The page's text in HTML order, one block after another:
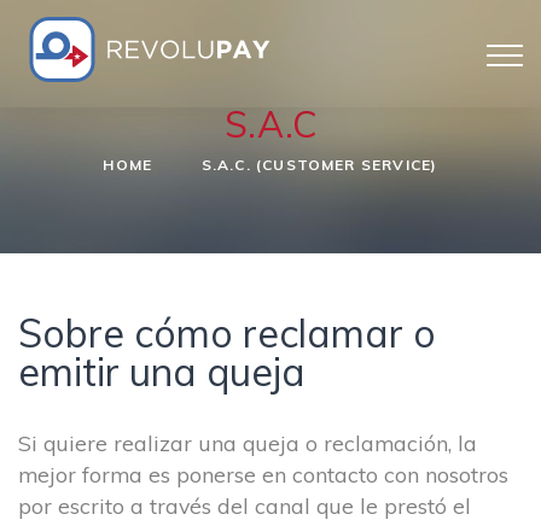
S.A.C
HOME S.A.C. (CUSTOMER SERVICE)
Sobre cómo reclamar o
emitir una queja
Si quiere realizar una queja o reclamación, la
mejor forma es ponerse en contacto con nosotros
por escrito a través del canal que le prestó el